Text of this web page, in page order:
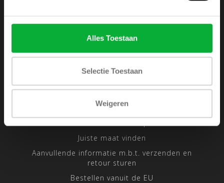
Alles Toestaan
Selectie Toestaan
Weigeren
Disclaimer
Privacy Policy
Sitemap
Traveling Tailor
Juiste maat vinden
Aanvullende informatie m.b.t. verzenden en
retour sturen
Bestellen vanuit de EU